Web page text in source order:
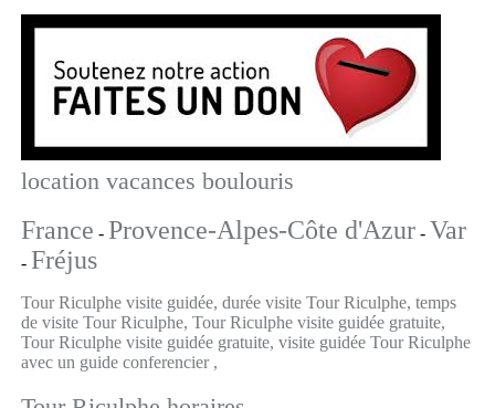
location vacances boulouris
France - Provence-Alpes-Côte d'Azur- Var
- Fréjus
Tour Riculphe visite guidée, durée visite Tour Riculphe, temps
de visite Tour Riculphe, Tour Riculphe visite guidée gratuite,
Tour Riculphe visite guidée gratuite, visite guidée Tour Riculphe
avec un guide conferencier ,